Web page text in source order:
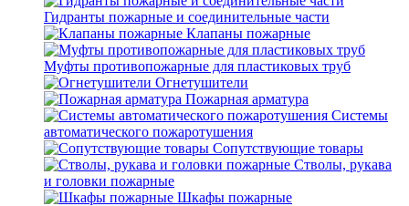
Гидранты пожарные и соединительные части
Клапаны пожарные
Муфты противопожарные для пластиковых труб
Огнетушители
Пожарная арматура
Системы
автоматического пожаротушения
Сопутствующие товары
Стволы, рукава
и головки пожарные
Шкафы пожарные